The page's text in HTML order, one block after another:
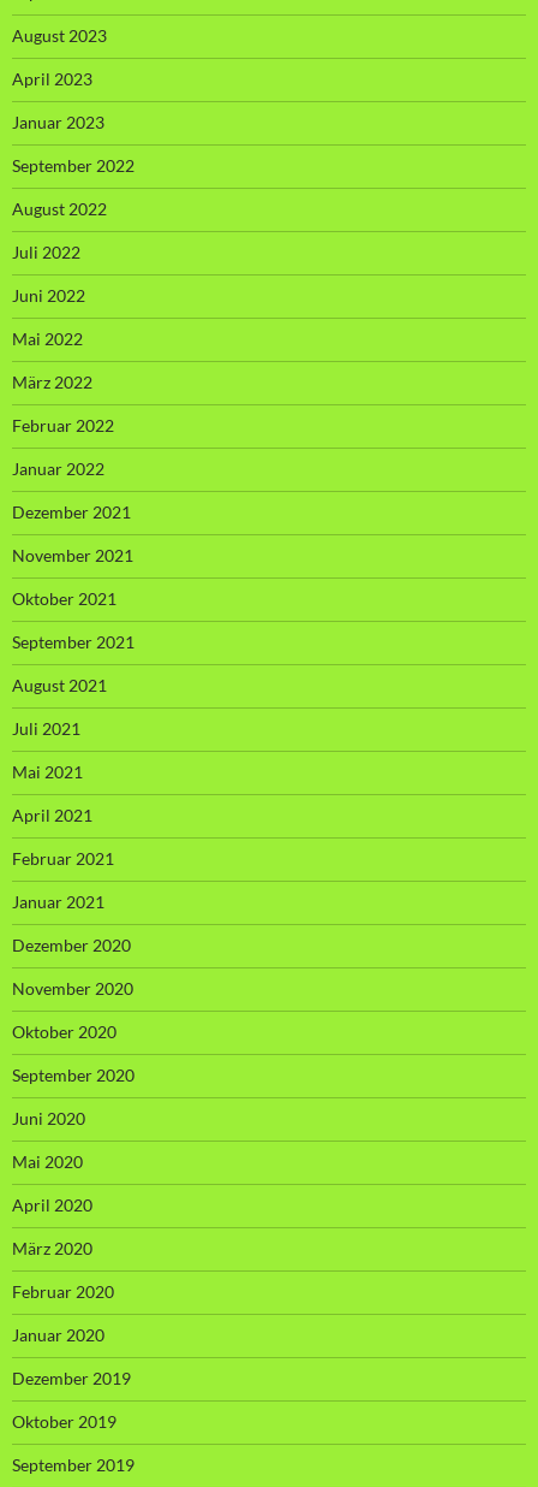
August 2023
April 2023
Januar 2023
September 2022
August 2022
Juli 2022
Juni 2022
Mai 2022
März 2022
Februar 2022
Januar 2022
Dezember 2021
November 2021
Oktober 2021
September 2021
August 2021
Juli 2021
Mai 2021
April 2021
Februar 2021
Januar 2021
Dezember 2020
November 2020
Oktober 2020
September 2020
Juni 2020
Mai 2020
April 2020
März 2020
Februar 2020
Januar 2020
Dezember 2019
Oktober 2019
September 2019